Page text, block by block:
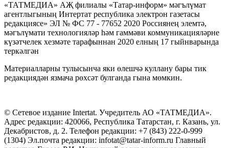
«ТАТМЕДИА» АҖ филиалы «Татар-информ» мәгълүмат
агентлыгының Интертат республика электрон газетасы
редакциясе» ЭЛ № ФС 77 - 77652 2020 Россиянең элемтә,
мәгълүмати технологияләр һәм гаммәви коммуникацияләрне
күзәтчелек хезмәте тарафыннан 2020 елның 17 гыйнварында
теркәлгән
Материалларны тулысынча яки өлешчә куллану бары тик
редакциядән язмача рөхсәт булганда гына мөмкин.
© Сетевое издание Intertat. Учредитель АО «ТАТМЕДИА».
Адрес редакции: 420066, Республика Татарстан, г. Казань, ул.
Декабристов, д. 2. Телефон редакции: +7 (843) 222-0-999
(1304) Эл.почта редакции: infotat@tatar-inform.ru Главный